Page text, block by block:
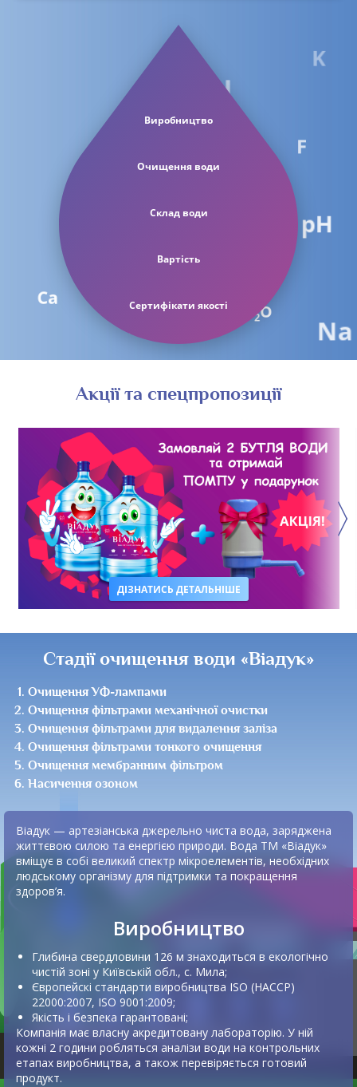
Петропавлівська Борщагівка
Софіївська Борщагівка
Новосілки
Осокорки
Бортничі
Пуща-Водиця
K
I
F
pH
Ca
Mg
H2O Na
Виробництво
Очищення води
Склад води
Вартість
Сертифікати якості
Акції та спецпропозиції
ДІЗНАТИСЬ ДЕТАЛЬНІШЕ
Стадії очищення води «Віадук»
Очищення УФ-лампами
Очищення фільтрами механічної очистки
Очищення фільтрами для видалення заліза
Очищення фільтрами тонкого очищення
Очищення мембранним фільтром
Насичення озоном
Віадук — артезіанська джерельно чиста вода, заряджена
життєвою силою та енергією природи. Вода ТМ «Віадук»
вміщує в собі великий спектр мікроелементів, необхідних
людському організму для підтримки та покращення
здоров’я.
Виробництво
Глибина свердловини 126 м знаходиться в екологічно
чистій зоні у Київській обл., с. Мила;
Європейскі стандарти виробництва ISO (НАССР)
22000:2007, ISO 9001:2009;
Якість і безпека гарантовані;
Компанія має власну акредитовану лабораторію. У ній
кожні 2 години робляться аналізи води на контрольних
етапах виробництва, а також перевіряється готовий
продукт.